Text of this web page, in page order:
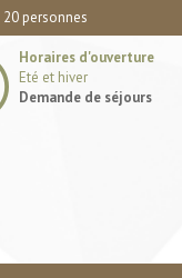
personnes
Horaires d'ouverture
Eté et hiver
Demande de séjours